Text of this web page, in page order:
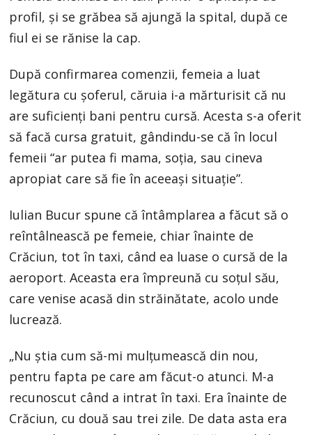
profil, și se grăbea să ajungă la spital, după ce
fiul ei se rănise la cap.
După confirmarea comenzii, femeia a luat
legătura cu șoferul, căruia i-a mărturisit că nu
are suficienți bani pentru cursă. Acesta s-a oferit
să facă cursa gratuit, gândindu-se că în locul
femeii “ar putea fi mama, soția, sau cineva
apropiat care să fie în aceeași situație”.
Iulian Bucur spune că întâmplarea a făcut să o
reîntâlnească pe femeie, chiar înainte de
Crăciun, tot în taxi, când ea luase o cursă de la
aeroport. Aceasta era împreună cu soțul său,
care venise acasă din străinătate, acolo unde
lucrează.
„Nu știa cum să-mi mulțumească din nou,
pentru fapta pe care am făcut-o atunci. M-a
recunoscut când a intrat în taxi. Era înainte de
Crăciun, cu două sau trei zile. De data asta era